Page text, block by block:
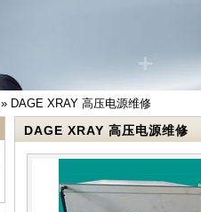
» DAGE XRAY 高压电源维修
DAGE XRAY 高压电源维修